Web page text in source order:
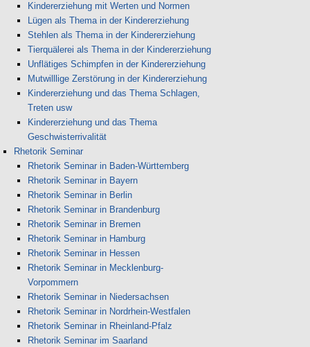
Kindererziehung mit Werten und Normen
Lügen als Thema in der Kindererziehung
Stehlen als Thema in der Kindererziehung
Tierquälerei als Thema in der Kindererziehung
Unflätiges Schimpfen in der Kindererziehung
Mutwilllige Zerstörung in der Kindererziehung
Kindererziehung und das Thema Schlagen,
Treten usw
Kindererziehung und das Thema
Geschwisterrivalität
Rhetorik Seminar
Rhetorik Seminar in Baden-Württemberg
Rhetorik Seminar in Bayern
Rhetorik Seminar in Berlin
Rhetorik Seminar in Brandenburg
Rhetorik Seminar in Bremen
Rhetorik Seminar in Hamburg
Rhetorik Seminar in Hessen
Rhetorik Seminar in Mecklenburg-
Vorpommern
Rhetorik Seminar in Niedersachsen
Rhetorik Seminar in Nordrhein-Westfalen
Rhetorik Seminar in Rheinland-Pfalz
Rhetorik Seminar im Saarland